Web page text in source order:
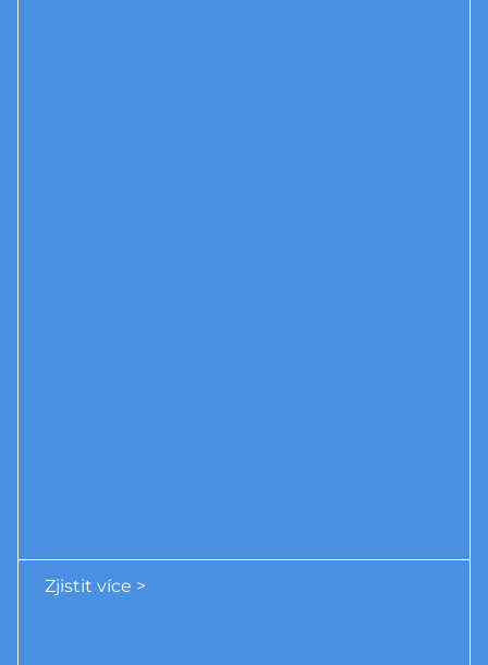
Zjistit více >